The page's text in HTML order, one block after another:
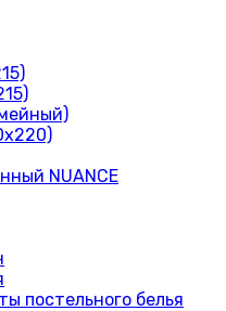
NUANCE
постельного белья